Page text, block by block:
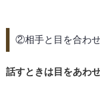
②相手と目を合わ
話すときは目をあわ